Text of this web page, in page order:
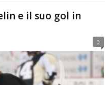
e il suo gol in
0